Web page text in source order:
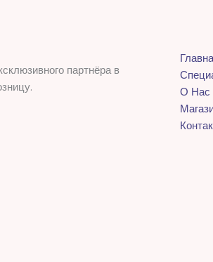
партнёра в
О Нас